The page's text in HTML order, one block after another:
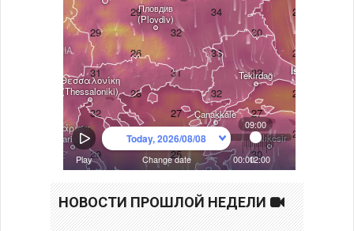
НОВОСТИ ПРОШЛОЙ НЕДЕЛИ